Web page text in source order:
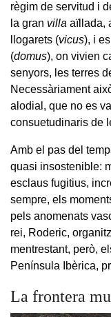
règim de servitud i
la gran villa aïllada,
llogarets (vicus), i
(domus), on vivien
senyors, les terres
Necessàriament
alodial, que no es
consuetudinaris de
Amb el pas del
quasi insostenible:
esclaus fugitius,
sempre, els
pels anomenats
rei, Roderic,
mentrestant, però,
Península Ibèrica,
La frontera